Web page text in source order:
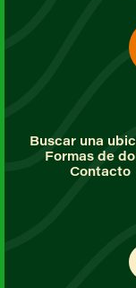
Buscar una
Formas de
Contacto